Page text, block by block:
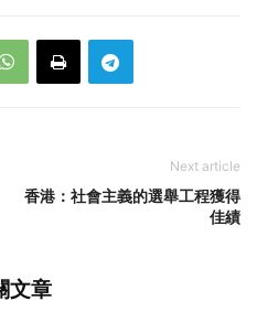
Next article
香港：社會主義的選舉工程獲得
佳績
文章